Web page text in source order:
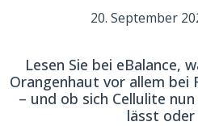
20. September
Lesen Sie bei eBalance,
Orangenhaut vor allem
– und ob sich Cellulite
lässt oder